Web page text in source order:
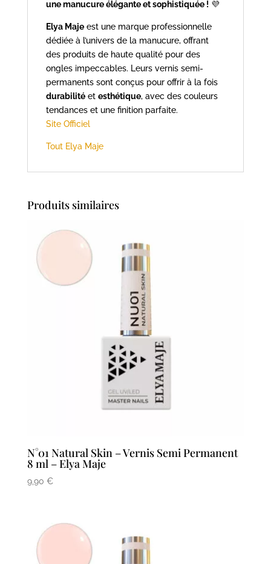
une manucure élégante et sophistiquée !💜
Elya Majeest une marque professionnelle
dédiée à l’univers de la manucure, offrant
des produits de haute qualité pour des
ongles impeccables. Leurs vernis semi-
permanents sont conçus pour offrir à la fois
durabilitéet esthétique, avec des couleurs
tendances et une finition parfaite.
Site Officiel
Tout Elya Maje
Produits similaires
N°01 Natural Skin – Vernis Semi Permanent
8 ml – Elya Maje
9,90 €